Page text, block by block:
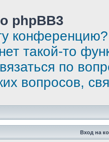
phpBB3
конференцию?
такой-то
по
вопросов,
Вход на